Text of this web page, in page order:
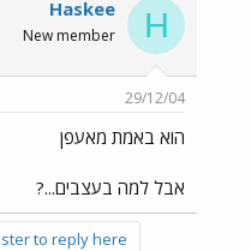
H
Haskee
New member
29/12/04
הוא באמת מאעפן
אבל למה בעצבים...?
to reply here.